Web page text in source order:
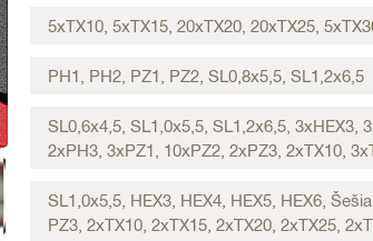
5xTX10, 5xTX15, 20xTX20, 20xTX25,
PH1, PH2, PZ1, PZ2, SL0,8x5,5, SL1,2x6,5
SL0,6x4,5, SL1,0x5,5, SL1,2x6,5, 3xHEX3,
2xPH3, 3xPZ1, 10xPZ2, 2xPZ3, 2xTX10,
SL1,0x5,5, HEX3, HEX4, HEX5, HEX6,
PZ3, 2xTX10, 2xTX15, 2xTX20, 2xTX25,